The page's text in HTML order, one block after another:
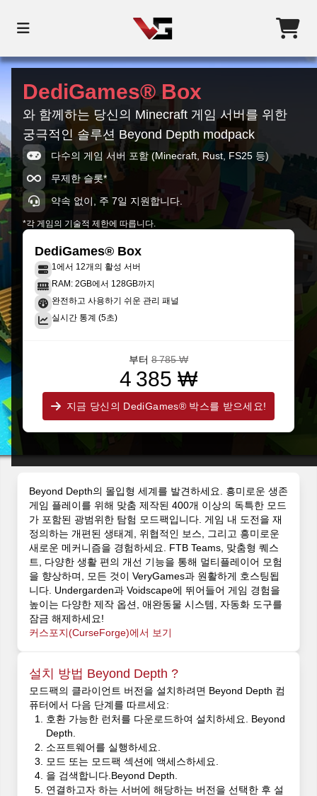
DediGames® Box
와 함께하는 당신의 Minecraft 게임 서버를 위한
궁극적인 솔루션 Beyond Depth modpack
다수의 게임 서버 포함 (Minecraft, Rust, FS25 등)
무제한 슬롯*
약속 없이, 주 7일 지원합니다.
*각 게임의 기술적 제한에 따릅니다.
DediGames® Box
1에서 12개의 활성 서버
RAM: 2GB에서 128GB까지
완전하고 사용하기 쉬운 관리 패널
실시간 통계 (5초)
부터 8 785 ₩
4 385 ₩
지금 당신의 DediGames® 박스를 받으세요!
Beyond Depth의 몰입형 세계를 발견하세요. 흥미로운 생존
게임 플레이를 위해 맞춤 제작된 400개 이상의 독특한 모드
가 포함된 광범위한 탐험 모드팩입니다. 게임 내 도전을 재
정의하는 개편된 생태계, 위협적인 보스, 그리고 흥미로운
새로운 메커니즘을 경험하세요. FTB Teams, 맞춤형 퀘스
트, 다양한 생활 편의 개선 기능을 통해 멀티플레이어 모험
을 향상하며, 모든 것이 VeryGames과 원활하게 호스팅됩
니다. Undergarden과 Voidscape에 뛰어들어 게임 경험을
높이는 다양한 제작 옵션, 애완동물 시스템, 자동화 도구를
잠금 해제하세요!
커스포지(CurseForge)에서 보기
설치 방법 Beyond Depth ?
모드팩의 클라이언트 버전을 설치하려면 Beyond Depth 컴
퓨터에서 다음 단계를 따르세요:
호환 가능한 런처를 다운로드하여 설치하세요. Beyond
Depth.
소프트웨어를 실행하세요.
모드 또는 모드팩 섹션에 액세스하세요.
을 검색합니다.Beyond Depth.
연결하고자 하는 서버에 해당하는 버전을 선택한 후 설